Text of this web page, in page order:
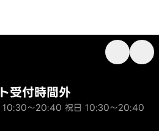
受付時間外
～20:40 祝日 10:30～20:40